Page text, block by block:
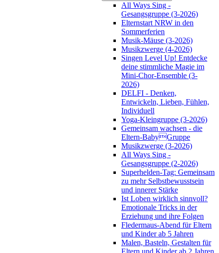
All Ways Sing -
Gesangsgruppe (3-2026)
Elternstart NRW in den
Sommerferien
Musik-Mäuse (3-2026)
Musikzwerge (4-2026)
Singen Level Up! Entdecke
deine stimmliche Magie im
Mini-Chor-Ensemble (3-
2026)
DELFI - Denken,
Entwickeln, Lieben, Fühlen,
Individuell
Yoga-Kleingruppe (3-2026)
Gemeinsam wachsen - die
Eltern-BabyGruppe
Musikzwerge (3-2026)
All Ways Sing -
Gesangsgruppe (2-2026)
Superhelden-Tag: Gemeinsam
zu mehr Selbstbewusstsein
und innerer Stärke
Ist Loben wirklich sinnvoll?
Emotionale Tricks in der
Erziehung und ihre Folgen
Fledermaus-Abend für Eltern
und Kinder ab 5 Jahren
Malen, Basteln, Gestalten für
Eltern und Kinder ab 2 Jahren